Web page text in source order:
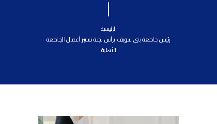
الرئيسية
رئيس جامعة بني سويف يرأس لجنة تسيير أعمال الجامعة
الأهلية